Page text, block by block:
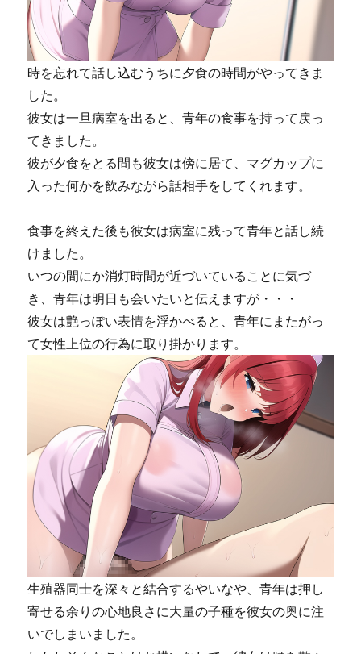
時を忘れて話し込むうちに夕食の時間がやってきま
した。
彼女は一旦病室を出ると、青年の食事を持って戻っ
てきました。
彼が夕食をとる間も彼女は傍に居て、マグカップに
入った何かを飲みながら話相手をしてくれます。
食事を終えた後も彼女は病室に残って青年と話し続
けました。
いつの間にか消灯時間が近づいていることに気づ
き、青年は明日も会いたいと伝えますが・・・
彼女は艶っぽい表情を浮かべると、青年にまたがっ
て女性上位の行為に取り掛かります。
生殖器同士を深々と結合するやいなや、青年は押し
寄せる余りの心地良さに大量の子種を彼女の奥に注
いでしまいました。